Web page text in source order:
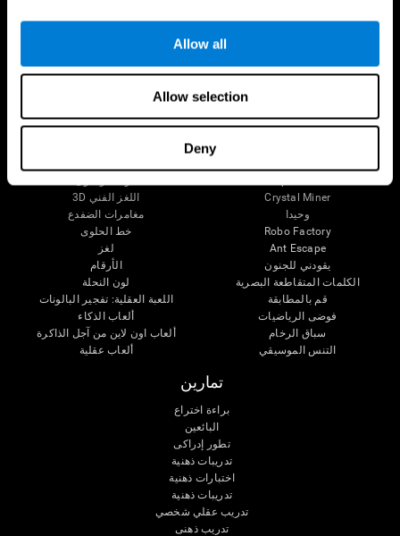
Allow all
Allow selection
Deny
وظائف ذهنية
الانتباه
المراجعة المستمرة
ألعاب عقلية
الشطرنج اون لاين
Crystal Miner
وحيدا
Robo Factory
Ant Escape
يقودني للجنون
الكلمات المتقاطعة البصرية
قم بالمطابقة
فوضى الرياضيات
سباق الرخام
التنس الموسيقي
التزاحم
اللغز الفني 3D
مغامرات الضفدع
خط الحلوى
لغز
الأرقام
لون النحلة
اللعبة العقلية: تفجير البالونات
ألعاب الذكاء
ألعاب اون لاين من آجل الذاكرة
ألعاب عقلية
تمارين
براءة اختراع
البائعين
تطور إدراكى
تدريبات ذهنية
اختبارات ذهنية
تدريبات ذهنية
تدريب عقلي شخصي
تدريب ذهنى